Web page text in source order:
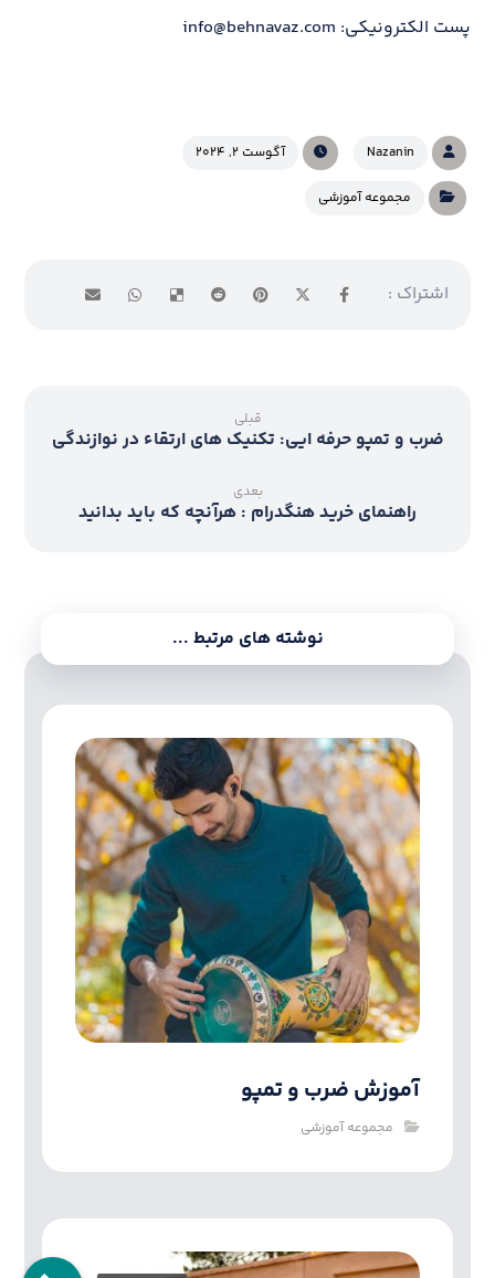
پست الکترونیکی: info@behnavaz.com
Nazanin آگوست ۲, ۲۰۲۴
مجموعه آموزشی
قبلی
ضرب و تمپو حرفه ایی: تکنیک های ارتقاء در نوازندگی
بعدی
راهنمای خرید هنگدرام : هرآنچه که باید بدانید
نوشته های مرتبط ...
آموزش ضرب و تمپو
مجموعه آموزشی